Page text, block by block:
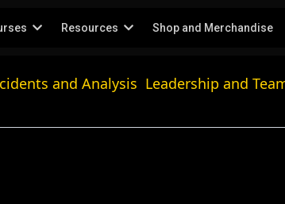
Resources Shop and Merchandise
and Analysis Leadership and